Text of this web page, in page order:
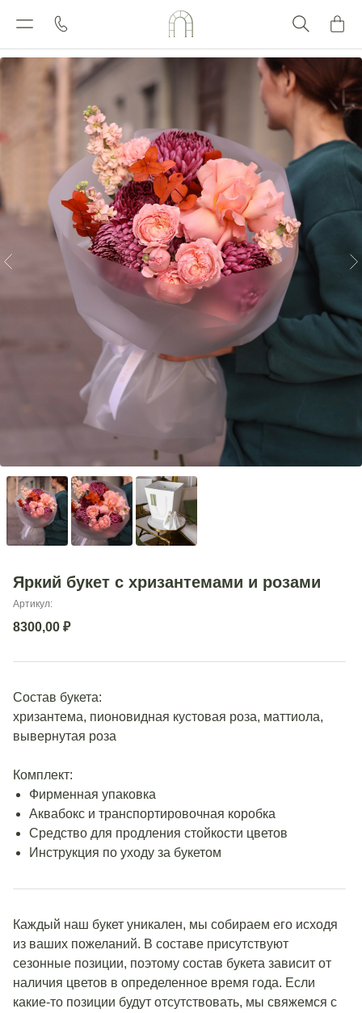
Яркий букет с хризантемами и розами
Артикул:
8300,00 ₽
Состав букета:
хризантема, пионовидная кустовая роза, маттиола,
вывернутая роза
Комплект:
Фирменная упаковка
Аквабокс и транспортировочная коробка
Средство для продления стойкости цветов
Инструкция по уходу за букетом
Каждый наш букет уникален, мы собираем его исходя
из ваших пожеланий. В составе присутствуют
сезонные позиции, поэтому состав букета зависит от
наличия цветов в определенное время года. Если
какие-то позиции будут отсутствовать, мы свяжемся с